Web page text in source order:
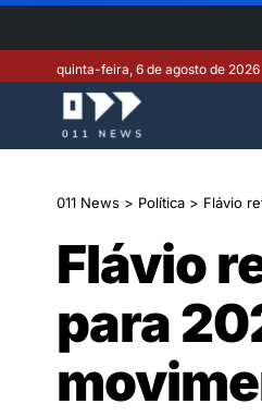
quinta-feira, 6 de agosto de 2026
011 News > Política > Flávio
Flávio
para